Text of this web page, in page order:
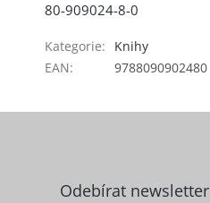
80-909024-8-0
Kategorie:
Knihy
EAN: 9788090902480
Odebírat newsletter